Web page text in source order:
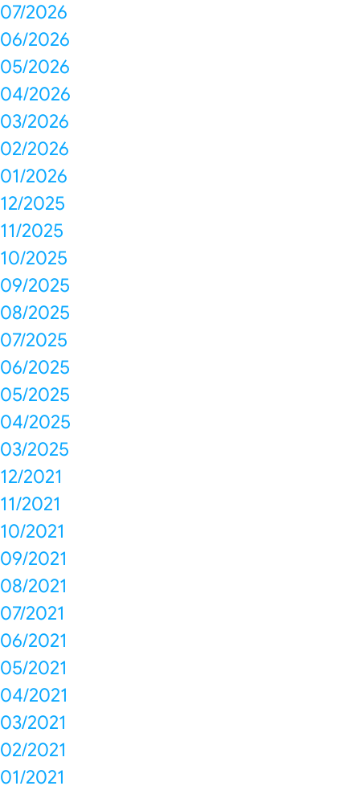
07/2026
06/2026
05/2026
04/2026
03/2026
02/2026
01/2026
12/2025
11/2025
10/2025
09/2025
08/2025
07/2025
06/2025
05/2025
04/2025
03/2025
12/2021
11/2021
10/2021
09/2021
08/2021
07/2021
06/2021
05/2021
04/2021
03/2021
02/2021
01/2021